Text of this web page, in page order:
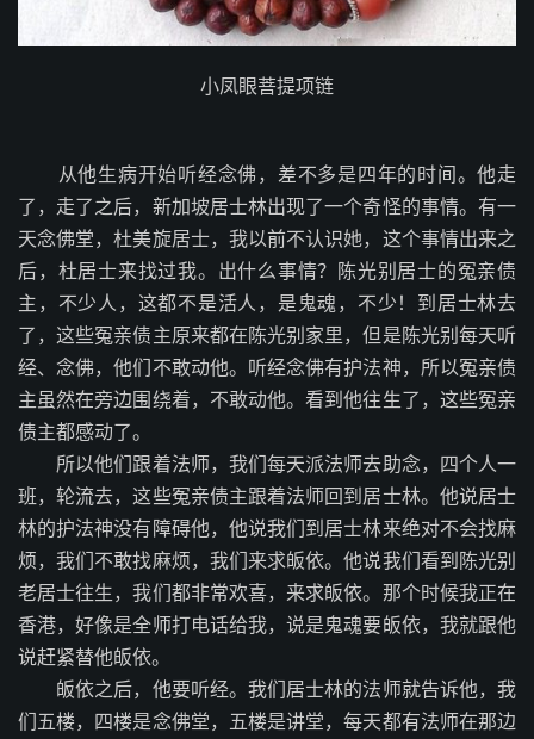
小凤眼菩提项链
从他生病开始听经念佛，差不多是四年的时间。他走
了，走了之后，新加坡居士林出现了一个奇怪的事情。有一
天念佛堂，杜美旋居士，我以前不认识她，这个事情出来之
后，杜居士来找过我。出什么事情？陈光别居士的冤亲债
主，不少人，这都不是活人，是鬼魂，不少！到居士林去
了，这些冤亲债主原来都在陈光别家里，但是陈光别每天听
经、念佛，他们不敢动他。听经念佛有护法神，所以冤亲债
主虽然在旁边围绕着，不敢动他。看到他往生了，这些冤亲
债主都感动了。
所以他们跟着法师，我们每天派法师去助念，四个人一
班，轮流去，这些冤亲债主跟着法师回到居士林。他说居士
林的护法神没有障碍他，他说我们到居士林来绝对不会找麻
烦，我们不敢找麻烦，我们来求皈依。他说我们看到陈光别
老居士往生，我们都非常欢喜，来求皈依。那个时候我正在
香港，好像是全师打电话给我，说是鬼魂要皈依，我就跟他
说赶紧替他皈依。
皈依之后，他要听经。我们居士林的法师就告诉他，我
们五楼，四楼是念佛堂，五楼是讲堂，每天都有法师在那边